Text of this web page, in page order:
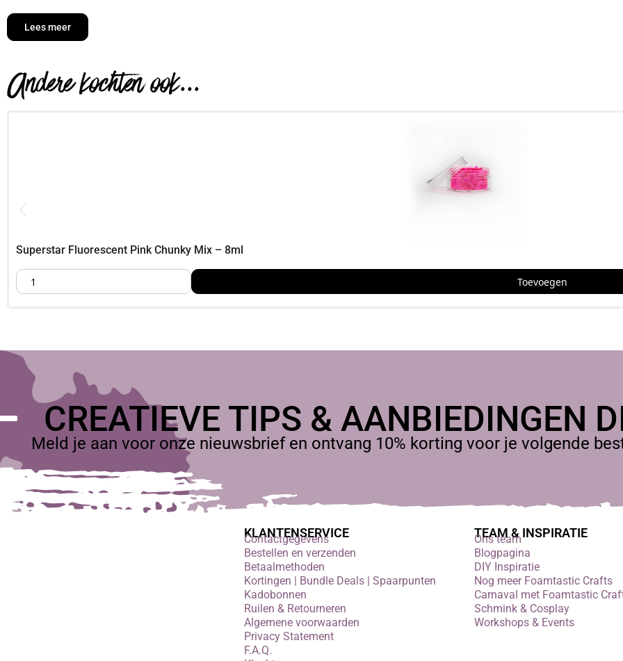
Inspirerende ideeën met Autumn Chunky Glitter mix
baardstukken voor karaktermake-up,
Lees meer
Andere kochten ook...
Superstar Fluorescent Pink Chunky Mix – 8ml
Toevoegen
CREATIEVE TIPS & AANBIEDINGEN
Meld je aan voor onze nieuwsbrief en ontvang 10% korting voor je volgende
KLANTENSERVICE
Contactgegevens
Bestellen en verzenden
Betaalmethoden
Kortingen | Bundle Deals | Spaarpunten
Kadobonnen
Ruilen & Retourneren
Algemene voorwaarden
Privacy Statement
F.A.Q.
TEAM & INSPIRATIE
Ons team
Blogpagina
DIY Inspiratie
Nog meer Foamtastic Crafts
Carnaval met Foamtastic
Schmink & Cosplay
Workshops & Events